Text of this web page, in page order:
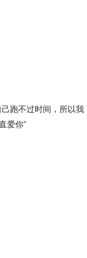
跑不过时间，所以我
爱你”